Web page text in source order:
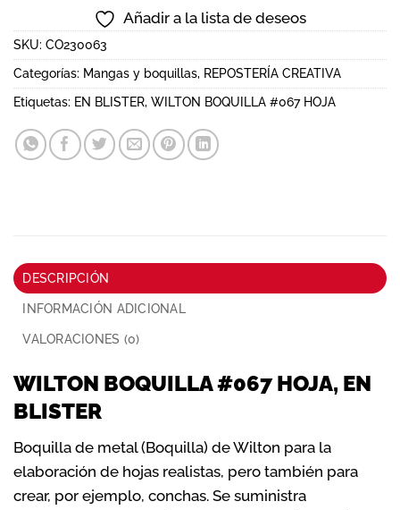
Añadir a la lista de deseos
SKU: CO230063
Categorías: Mangas y boquillas, REPOSTERÍA CREATIVA
Etiquetas: EN BLISTER, WILTON BOQUILLA #067 HOJA
DESCRIPCIÓN
INFORMACIÓN ADICIONAL
VALORACIONES (0)
WILTON BOQUILLA #067 HOJA, EN
BLISTER
Boquilla de metal (Boquilla) de Wilton para la
elaboración de hojas realistas, pero también para
crear, por ejemplo, conchas. Se suministra